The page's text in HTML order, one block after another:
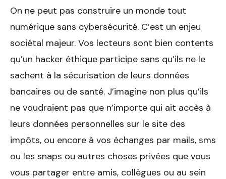
On ne peut pas construire un monde tout
numérique sans cybersécurité. C’est un enjeu
sociétal majeur. Vos lecteurs sont bien contents
qu’un hacker éthique participe sans qu’ils ne le
sachent à la sécurisation de leurs données
bancaires ou de santé. J’imagine non plus qu’ils
ne voudraient pas que n’importe qui ait accès à
leurs données personnelles sur le site des
impôts, ou encore à vos échanges par mails, sms
ou les snaps ou autres choses privées que vous
vous partager entre amis, collègues ou au sein